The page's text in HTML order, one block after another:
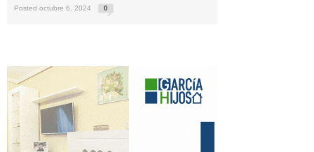
Posted octubre 6, 2024 0